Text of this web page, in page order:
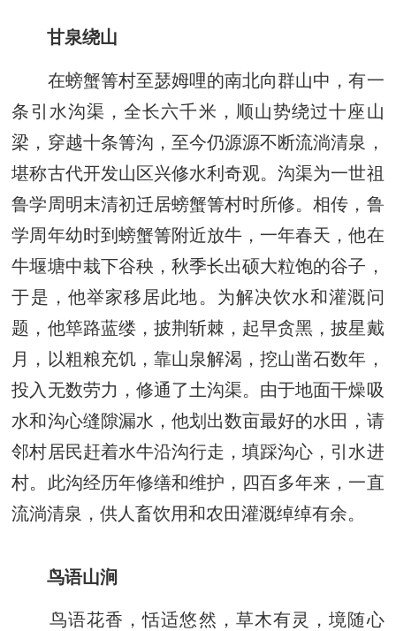
甘泉绕山
在螃蟹箐村至瑟姆哩的南北向群山中，有一
条引水沟渠，全长六千米，顺山势绕过十座山
梁，穿越十条箐沟，至今仍源源不断流淌清泉，
堪称古代开发山区兴修水利奇观。沟渠为一世祖
鲁学周明末清初迁居螃蟹箐村时所修。相传，鲁
学周年幼时到螃蟹箐附近放牛，一年春天，他在
牛堰塘中栽下谷秧，秋季长出硕大粒饱的谷子，
于是，他举家移居此地。为解决饮水和灌溉问
题，他筚路蓝缕，披荆斩棘，起早贪黑，披星戴
月，以粗粮充饥，靠山泉解渴，挖山凿石数年，
投入无数劳力，修通了土沟渠。由于地面干燥吸
水和沟心缝隙漏水，他划出数亩最好的水田，请
邻村居民赶着水牛沿沟行走，填踩沟心，引水进
村。此沟经历年修缮和维护，四百多年来，一直
流淌清泉，供人畜饮用和农田灌溉绰绰有余。
鸟语山涧
鸟语花香，恬适悠然，草木有灵，境随心